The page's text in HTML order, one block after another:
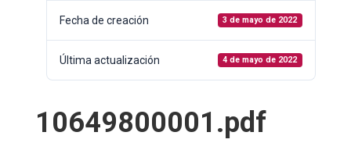
Fecha de creación 3 de mayo de 2022
Última actualización 4 de mayo de 2022
10649800001.pdf